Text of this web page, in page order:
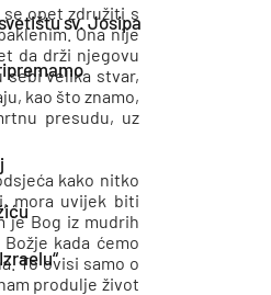
sv. Josipa
se opet združiti s
Ona nije
da drži njegovu
sebi velika stvar,
kao što znamo,
presudu, uz
kako nitko
mora uvijek biti
je Bog iz mudrih
kada ćemo
To ovisi samo o
produlje život